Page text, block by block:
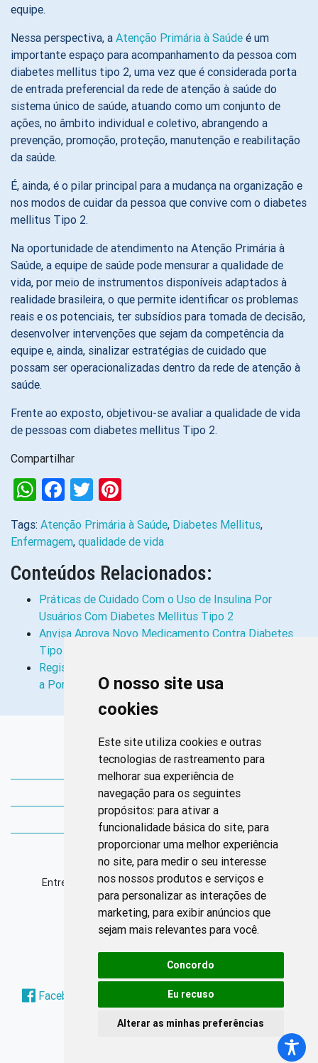
O nosso site usa
cookies
Este site utiliza cookies e outras
tecnologias de rastreamento para
melhorar sua experiência de
navegação para os seguintes
propósitos: para ativar a
funcionalidade básica do site, para
proporcionar uma melhor experiência
no site, para medir o seu interesse
nos nossos produtos e serviços e
para personalizar as interações de
marketing, para exibir anúncios que
sejam mais relevantes para você.
Concordo
Eu recuso
Alterar as minhas preferências
equipe.
Nessa perspectiva, a Atenção Primária à Saúde é um
importante espaço para acompanhamento da pessoa com
diabetes mellitus tipo 2, uma vez que é considerada porta
de entrada preferencial da rede de atenção à saúde do
sistema único de saúde, atuando como um conjunto de
ações, no âmbito individual e coletivo, abrangendo a
prevenção, promoção, proteção, manutenção e reabilitação
da saúde.
É, ainda, é o pilar principal para a mudança na organização e
nos modos de cuidar da pessoa que convive com o diabetes
mellitus Tipo 2.
Na oportunidade de atendimento na Atenção Primária à
Saúde, a equipe de saúde pode mensurar a qualidade de
vida, por meio de instrumentos disponíveis adaptados à
realidade brasileira, o que permite identificar os problemas
reais e os potenciais, ter subsídios para tomada de decisão,
desenvolver intervenções que sejam da competência da
equipe e, ainda, sinalizar estratégias de cuidado que
possam ser operacionalizadas dentro da rede de atenção à
saúde.
Frente ao exposto, objetivou-se avaliar a qualidade de vida
de pessoas com diabetes mellitus Tipo 2.
Compartilhar
WhatsApp
Facebook
Twitter
Tags: Atenção Primária à Saúde, Diabetes Mellitus,
Enfermagem, qualidade de vida
Conteúdos Relacionados:
Práticas de Cuidado Com o Uso de Insulina Por
Usuários Com Diabetes Mellitus Tipo 2
Anvisa Aprova Novo Medicamento Contra Diabetes
Tipo 2
Registro da Assistência de Enfermagem em Consultas
a Portadores de Diabetes…
Links Rápidos
Bibliotecas Corens
Bases da Saúde
Bases de conhecimento
Endereço
Entrequadra Sul 208/209, Asa Sul, CEP: 70390-100
Horário de Funcionamento
Segunda à sexta: 8h às 17h
Redes Sociais
Facebook Twitter